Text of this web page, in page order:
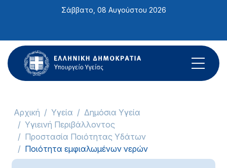
ιστότοπος
περιλαμβάνει
ένα
σύστημα
Σάββατο, 08 Αυγούστου 2026
Αρχική Υγεία
Δημόσια Υγεία
Υγιεινή Περιβάλλοντος
Προστασία Ποιότητας Υδάτων
Ποιότητα εμφιαλωμένων νερών